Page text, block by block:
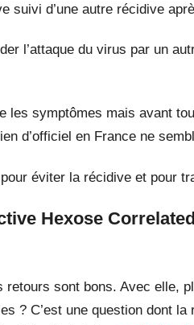
suivi d’une autre récidive
l’attaque du virus par un
les symptômes mais avant
d’officiel en France ne
éviter la récidive et pour
Hexose
retours sont bons. Avec elle,
? C’est une question dont la